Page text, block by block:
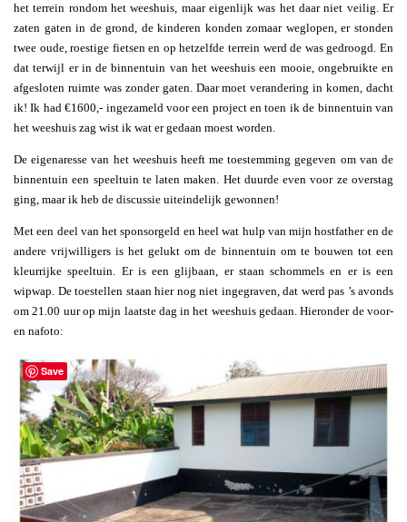
het terrein rondom het weeshuis, maar eigenlijk was het daar niet veilig. Er
zaten gaten in de grond, de kinderen konden zomaar weglopen, er stonden
twee oude, roestige fietsen en op hetzelfde terrein werd de was gedroogd. En
dat terwijl er in de binnentuin van het weeshuis een mooie, ongebruikte en
afgesloten ruimte was zonder gaten. Daar moet verandering in komen, dacht
ik! Ik had €1600,- ingezameld voor een project en toen ik de binnentuin van
het weeshuis zag wist ik wat er gedaan moest worden.
De eigenaresse van het weeshuis heeft me toestemming gegeven om van de
binnentuin een speeltuin te laten maken. Het duurde even voor ze overstag
ging, maar ik heb de discussie uiteindelijk gewonnen!
Met een deel van het sponsorgeld en heel wat hulp van mijn hostfather en de
andere vrijwilligers is het gelukt om de binnentuin om te bouwen tot een
kleurrijke speeltuin. Er is een glijbaan, er staan schommels en er is een
wipwap. De toestellen staan hier nog niet ingegraven, dat werd pas ’s avonds
om 21.00 uur op mijn laatste dag in het weeshuis gedaan. Hieronder de voor-
en nafoto:
Save